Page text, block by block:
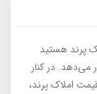
پرند هستید
می‌دهد. در کنار
املاک پرند،